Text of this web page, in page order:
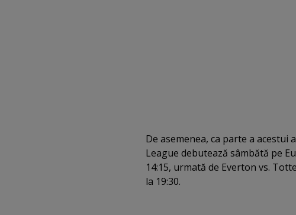
De asemenea, ca parte a
League debutează sâmbătă pe
14:15, urmată de Everton vs.
la 19:30.